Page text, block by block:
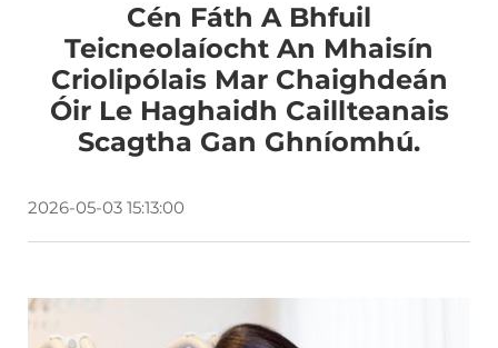
Cén Fáth A Bhfuil
Teicneolaíocht An Mhaisín
Criolipólais Mar Chaighdeán
Óir Le Haghaidh Caillteanais
Scagtha Gan Ghníomhú.
2026-05-03 15:13:00